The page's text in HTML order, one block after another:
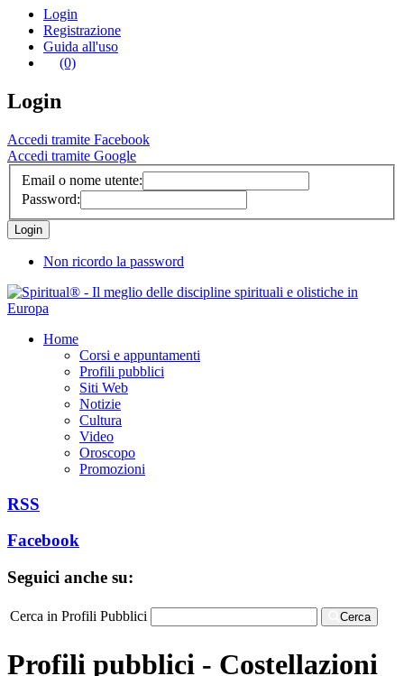
Login
Registrazione
Guida all'uso
(0)
Login
Accedi tramite Facebook
Accedi tramite Google
Email o nome utente:
Password:
Non ricordo la password
Home
Corsi e appuntamenti
Profili pubblici
Siti Web
Notizie
Cultura
Video
Oroscopo
Promozioni
RSS
Facebook
Seguici anche su:
Cerca in Profili Pubblici Cerca
Profili pubblici - Costellazioni